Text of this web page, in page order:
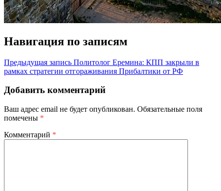
Навигация по записям
Предыдущая запись Политолог Еремина: КПП закрыли в
рамках стратегии отгораживания Прибалтики от РФ
Добавить комментарий
Ваш адрес email не будет опубликован. Обязательные поля
помечены *
Комментарий *